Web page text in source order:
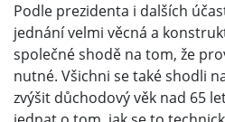
Podle prezidenta i dalších
jednání velmi věcná a
společné shodě na tom, že
nutné. Všichni se také shodli
zvýšit důchodový věk nad 65